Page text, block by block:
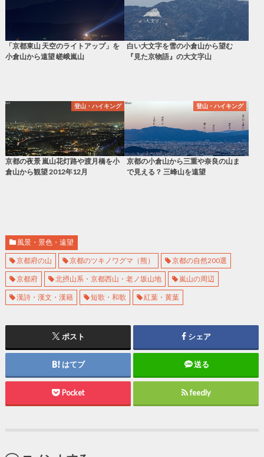
「京都東山 天空のライトアップ」を
小倉山から遠望 嵯峨嵐山
白い大文字を雪の小倉山から望む
『見た京物語』の大文字山
登山・ハイキング
京都の夜景 嵐山花灯路や渡月橋を小
倉山から観望 2012年12月
登山・ハイキング
京都の小倉山から三重や奈良の山ま
で見える？ 三峰山を遠望
風景・景色・遠望
京都府の山 京都のツキノワグマ（熊） 京都の自然200選
京都府 北摂山系・京都西山・老ノ坂山地 嵐山の周辺
漢詩・漢文・漢籍 短歌・和歌 紅葉・黄葉
ポスト シェア
はてブ 送る
Pocket feedly